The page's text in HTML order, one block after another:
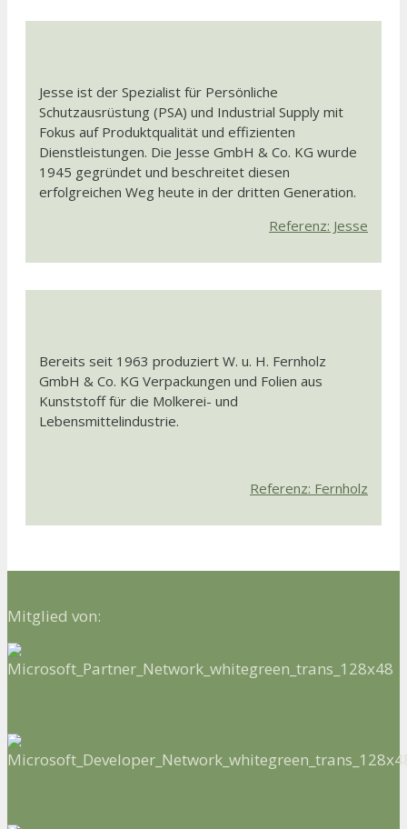
Jesse ist der Spezialist für Persönliche
Schutzausrüstung (PSA) und Industrial Supply mit
Fokus auf Produktqualität und effizienten
Dienstleistungen. Die Jesse GmbH & Co. KG wurde
1945 gegründet und beschreitet diesen
erfolgreichen Weg heute in der dritten Generation.
Referenz: Jesse
Bereits seit 1963 produziert W. u. H. Fernholz
GmbH & Co. KG Verpackungen und Folien aus
Kunststoff für die Molkerei- und
Lebensmittelindustrie.
Referenz: Fernholz
Mitglied von: